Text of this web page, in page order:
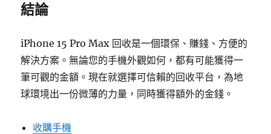
結論
iPhone 15 Pro Max 回收是一個環保、賺錢、方便的
解決方案。無論您的手機外觀如何，都有可能獲得一
筆可觀的金額。現在就選擇可信賴的回收平台，為地
球環境出一份微薄的力量，同時獲得額外的金錢。
收購手機